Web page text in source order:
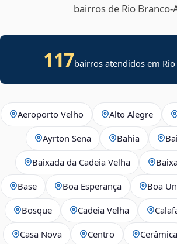
bairros de Rio
117bairros atendidos em
Aeroporto Velho Alto Alegre
Ayrton Sena Bahia
Baixada da Cadeia Velha
Base Boa Esperança Boa
Bosque Cadeia Velha
Casa Nova Centro Cerâmica